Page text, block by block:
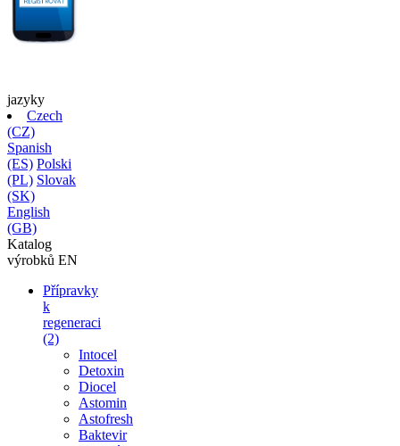
jazyky
Czech
(CZ)
Spanish
(ES) Polski
(PL) Slovak
(SK)
English
(GB)
Katalog
výrobků EN
Přípravky
k
regeneraci
(2)
Intocel
Detoxin
Diocel
Astomin
Astofresh
Baktevir